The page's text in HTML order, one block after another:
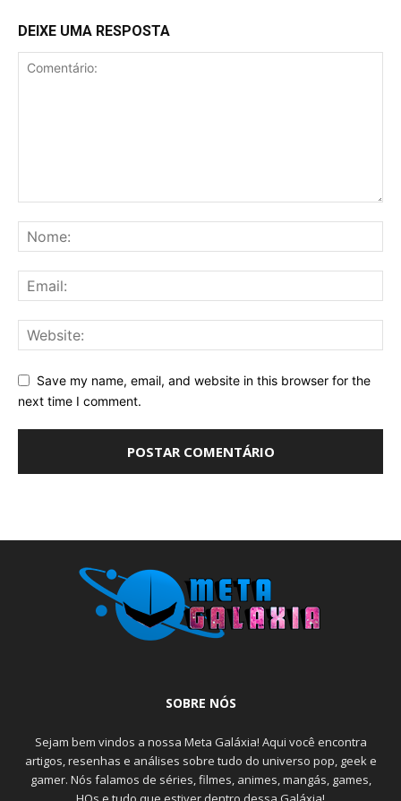
DEIXE UMA RESPOSTA
Save my name, email, and website in this browser for the
next time I comment.
SOBRE NÓS
Sejam bem vindos a nossa Meta Galáxia! Aqui você encontra
artigos, resenhas e análises sobre tudo do universo pop, geek e
gamer. Nós falamos de séries, filmes, animes, mangás, games,